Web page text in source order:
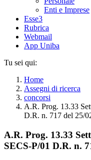
Enti e Imprese
Esse3
Rubrica
Webmail
App Uniba
Tu sei qui:
Home
Assegni di ricerca
concorsi
A.R. Prog. 13.33
D.R. n. 717 del 25/
A.R. Prog. 13.33
SECS-P/01 D.R. n.